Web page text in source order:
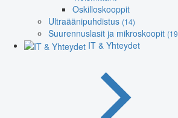
Oskilloskooppit
Ultraäänipuhdistus (14)
Suurennuslasit ja mikroskoopit
IT & Yhteydet